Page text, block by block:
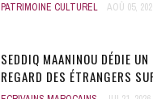
PATRIMOINE CULTUREL AOÛ 05,
SEDDIQ MAANINOU DÉDIE UN
REGARD DES ÉTRANGERS